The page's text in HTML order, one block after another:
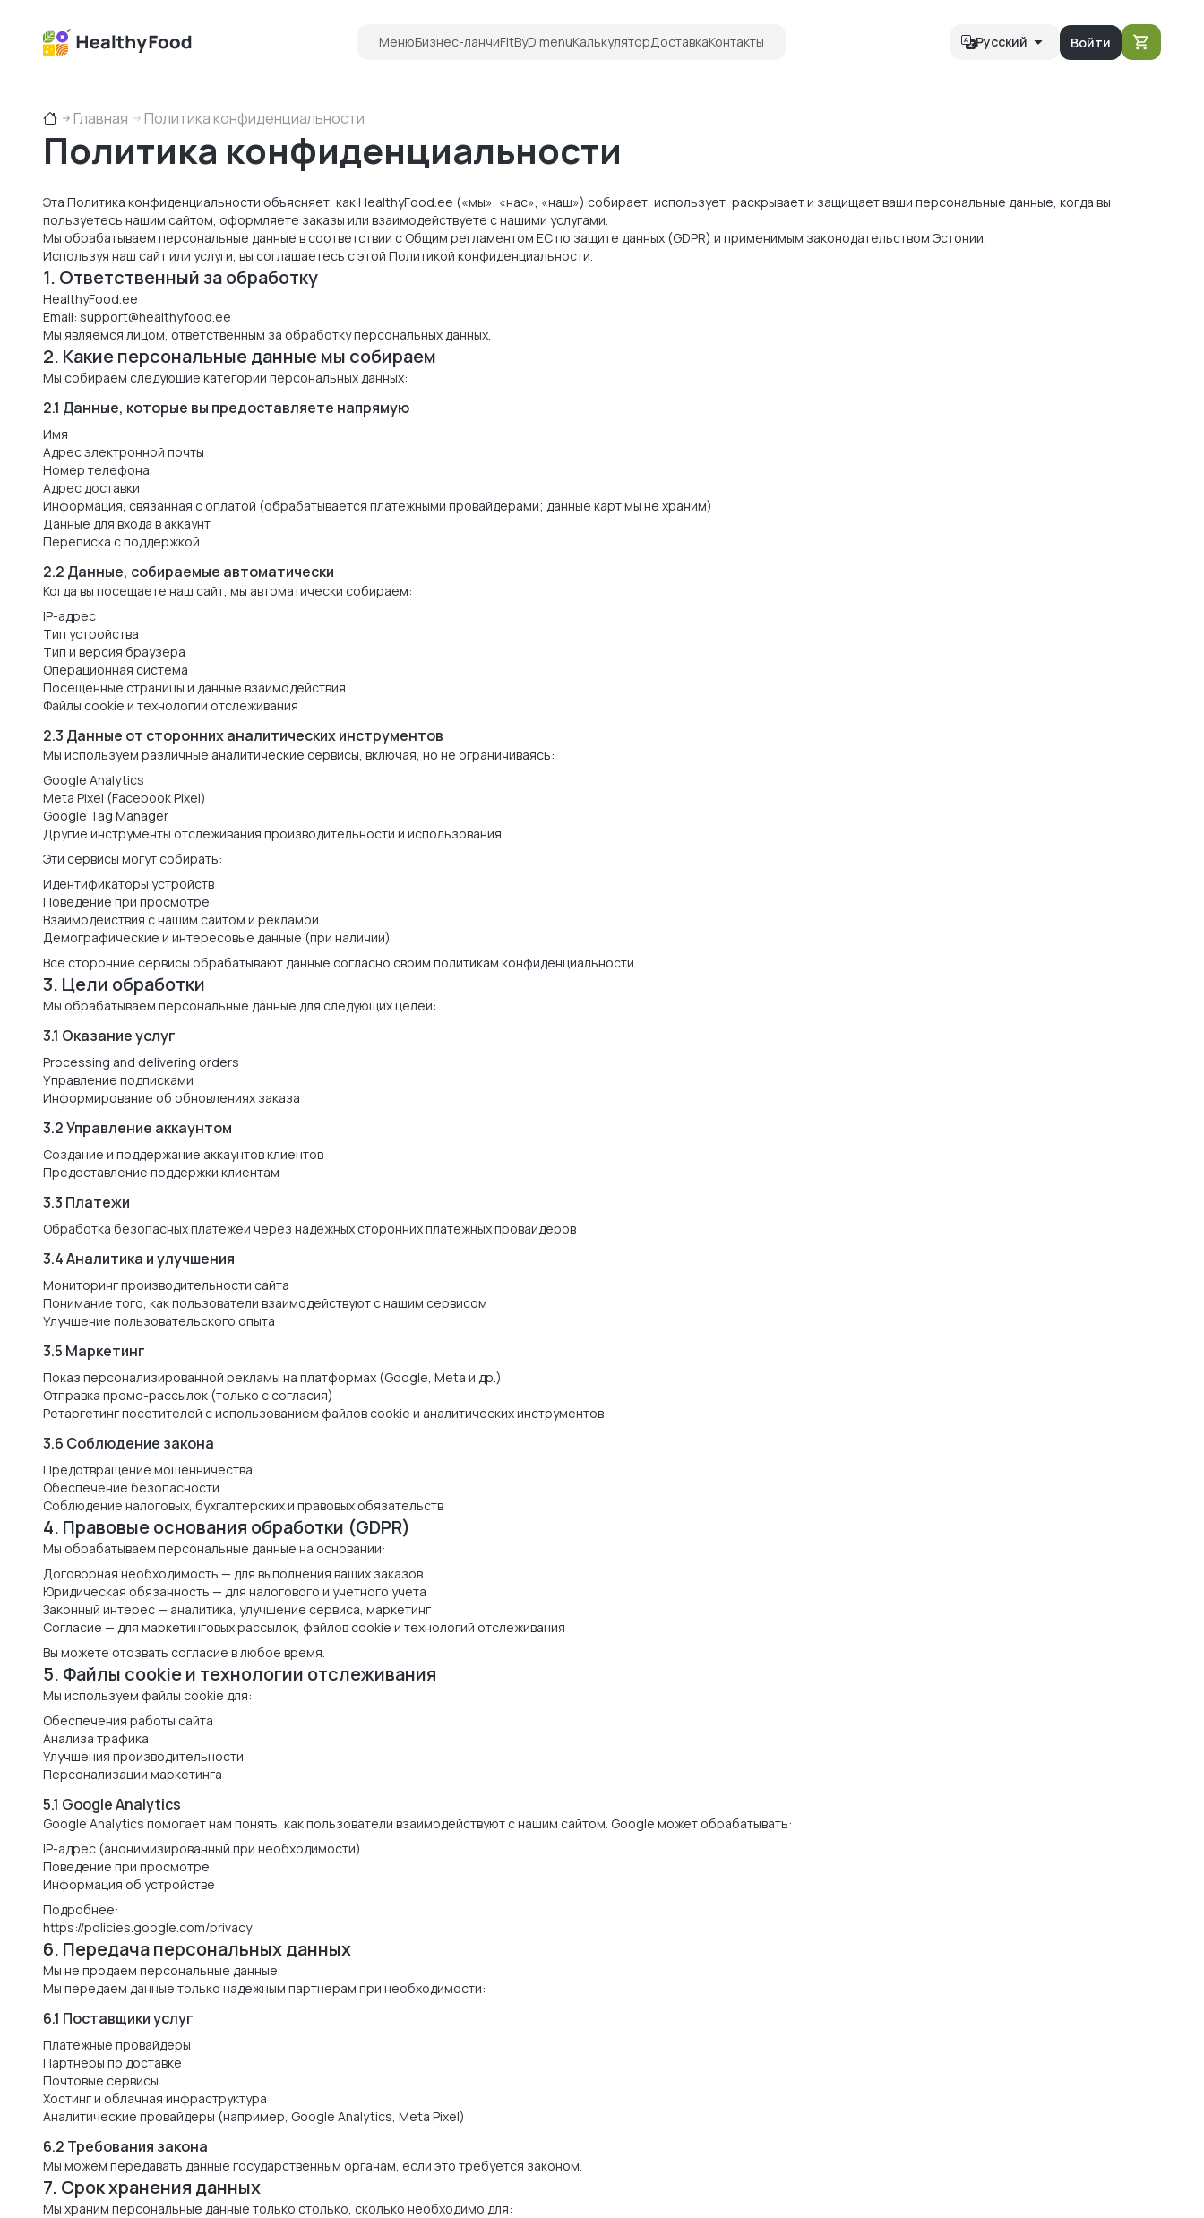
МенюБизнес-ланчиFitByD menuКалькуляторДоставкаКонтакты Русский Войти
Главная Политика конфиденциальности
Политика конфиденциальности
Эта Политика конфиденциальности объясняет, как HealthyFood.ee («мы», «нас», «наш») собирает, использует, раскрывает и защищает ваши персональные данные, когда вы
пользуетесь нашим сайтом, оформляете заказы или взаимодействуете с нашими услугами.
Мы обрабатываем персональные данные в соответствии с Общим регламентом ЕС по защите данных (GDPR) и применимым законодательством Эстонии.
Используя наш сайт или услуги, вы соглашаетесь с этой Политикой конфиденциальности.
1. Ответственный за обработку
HealthyFood.ee
Email: support@healthyfood.ee
Мы являемся лицом, ответственным за обработку персональных данных.
2. Какие персональные данные мы собираем
Мы собираем следующие категории персональных данных:
2.1 Данные, которые вы предоставляете напрямую
Имя
Адрес электронной почты
Номер телефона
Адрес доставки
Информация, связанная с оплатой (обрабатывается платежными провайдерами; данные карт мы не храним)
Данные для входа в аккаунт
Переписка с поддержкой
2.2 Данные, собираемые автоматически
Когда вы посещаете наш сайт, мы автоматически собираем:
IP-адрес
Тип устройства
Тип и версия браузера
Операционная система
Посещенные страницы и данные взаимодействия
Файлы cookie и технологии отслеживания
2.3 Данные от сторонних аналитических инструментов
Мы используем различные аналитические сервисы, включая, но не ограничиваясь:
Google Analytics
Meta Pixel (Facebook Pixel)
Google Tag Manager
Другие инструменты отслеживания производительности и использования
Эти сервисы могут собирать:
Идентификаторы устройств
Поведение при просмотре
Взаимодействия с нашим сайтом и рекламой
Демографические и интересовые данные (при наличии)
Все сторонние сервисы обрабатывают данные согласно своим политикам конфиденциальности.
3. Цели обработки
Мы обрабатываем персональные данные для следующих целей:
3.1 Оказание услуг
Processing and delivering orders
Управление подписками
Информирование об обновлениях заказа
3.2 Управление аккаунтом
Создание и поддержание аккаунтов клиентов
Предоставление поддержки клиентам
3.3 Платежи
Обработка безопасных платежей через надежных сторонних платежных провайдеров
3.4 Аналитика и улучшения
Мониторинг производительности сайта
Понимание того, как пользователи взаимодействуют с нашим сервисом
Улучшение пользовательского опыта
3.5 Маркетинг
Показ персонализированной рекламы на платформах (Google, Meta и др.)
Отправка промо-рассылок (только с согласия)
Ретаргетинг посетителей с использованием файлов cookie и аналитических инструментов
3.6 Соблюдение закона
Предотвращение мошенничества
Обеспечение безопасности
Соблюдение налоговых, бухгалтерских и правовых обязательств
4. Правовые основания обработки (GDPR)
Мы обрабатываем персональные данные на основании:
Договорная необходимость — для выполнения ваших заказов
Юридическая обязанность — для налогового и учетного учета
Законный интерес — аналитика, улучшение сервиса, маркетинг
Согласие — для маркетинговых рассылок, файлов cookie и технологий отслеживания
Вы можете отозвать согласие в любое время.
5. Файлы cookie и технологии отслеживания
Мы используем файлы cookie для:
Обеспечения работы сайта
Анализа трафика
Улучшения производительности
Персонализации маркетинга
5.1 Google Analytics
Google Analytics помогает нам понять, как пользователи взаимодействуют с нашим сайтом. Google может обрабатывать:
IP-адрес (анонимизированный при необходимости)
Поведение при просмотре
Информация об устройстве
Подробнее:
https://policies.google.com/privacy
6. Передача персональных данных
Мы не продаем персональные данные.
Мы передаем данные только надежным партнерам при необходимости:
6.1 Поставщики услуг
Платежные провайдеры
Партнеры по доставке
Почтовые сервисы
Хостинг и облачная инфраструктура
Аналитические провайдеры (например, Google Analytics, Meta Pixel)
6.2 Требования закона
Мы можем передавать данные государственным органам, если это требуется законом.
7. Срок хранения данных
Мы храним персональные данные только столько, сколько необходимо для: